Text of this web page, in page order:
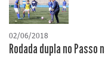
02/06/2018
Rodada dupla no Passo